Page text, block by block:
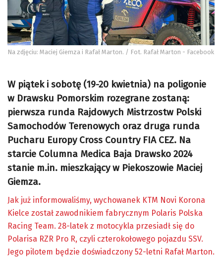
Na zdjęciu: Maciej Giemza i Rafał Marton. / Fot. Rafał Marton - Facebook
W piątek i sobotę (19-20 kwietnia) na poligonie
w Drawsku Pomorskim rozegrane zostaną:
pierwsza runda Rajdowych Mistrzostw Polski
Samochodów Terenowych oraz druga runda
Pucharu Europy Cross Country FIA CEZ. Na
starcie Columna Medica Baja Drawsko 2024
stanie m.in. mieszkający w Piekoszowie Maciej
Giemza.
Jak już informowaliśmy, wychowanek KTM Novi Korona
Kielce został zawodnikiem fabrycznym Polaris Polska
Racing Team. 28-latek z motocykla przesiadł się do
Polarisa RZR Pro R, czyli czterokołowego pojazdu SSV.
Jego pilotem będzie doświadczony 52-letni Rafał Marton.